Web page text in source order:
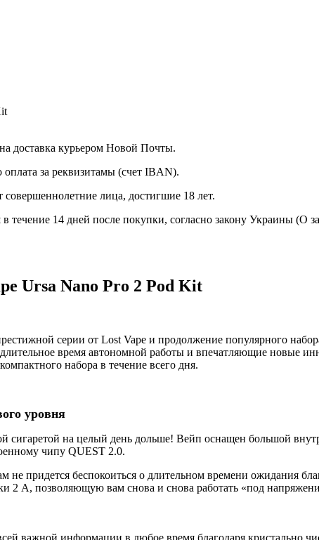
доставка курьером Новой Почты.
за реквизитамы (счет IBAN).
лица, достигшие 18 лет.
в течение 14 дней после покупки, согласно закону Украины (О
Ursa Nano Pro 2 Pod Kit
серии от Lost Vape и продолжение популярного
время автономной работы и впечатляющие новые
набора в течение всего дня.
уровня
сигаретой на целый день дольше! Вейп оснащен большой
чипу QUEST 2.0.
не придется беспокоиться о длительном времени ожидания
2 А, позволяющую вам снова и снова работать «под